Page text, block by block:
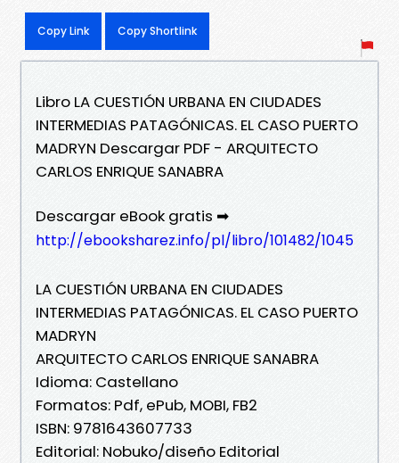
Copy Link Copy Shortlink
Libro LA CUESTIÓN URBANA EN CIUDADES
INTERMEDIAS PATAGÓNICAS. EL CASO PUERTO
MADRYN Descargar PDF - ARQUITECTO
CARLOS ENRIQUE SANABRA
Descargar eBook gratis ➡
http://ebooksharez.info/pl/libro/101482/1045
LA CUESTIÓN URBANA EN CIUDADES
INTERMEDIAS PATAGÓNICAS. EL CASO PUERTO
MADRYN
ARQUITECTO CARLOS ENRIQUE SANABRA
Idioma: Castellano
Formatos: Pdf, ePub, MOBI, FB2
ISBN: 9781643607733
Editorial: Nobuko/diseño Editorial